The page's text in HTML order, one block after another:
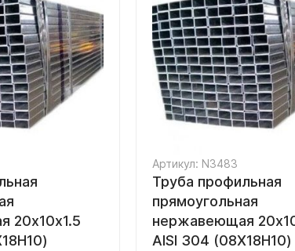
20х10х1.5
Артикул: N3483
Труба профильная
прямоугольная
нержавеющая
AISI 304 (08Х18Н10)